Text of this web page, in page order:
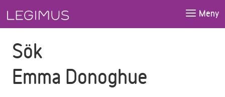
Meny
Sök
Emma Donoghue